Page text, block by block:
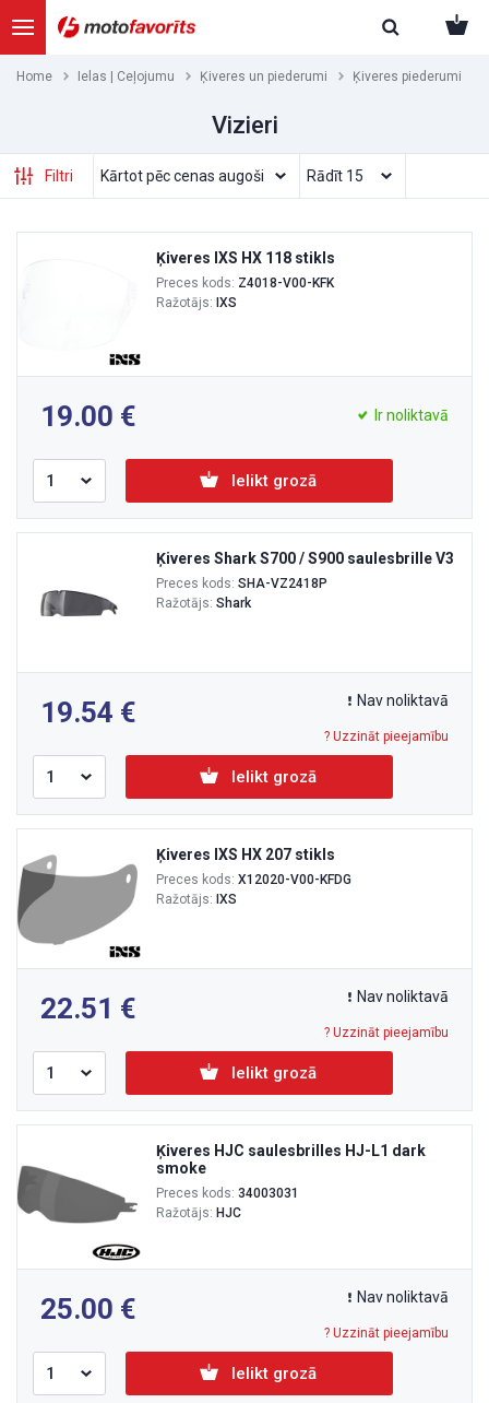
Home Ielas | Ceļojumu Ķiveres un piederumi Ķiveres piederumi
Vizieri
Filtri
Ķiveres IXS HX 118 stikls
Preces kods: Z4018-V00-KFK
Ražotājs: IXS
19.00 Ir noliktavā
Ielikt grozā
Ķiveres Shark S700 / S900 saulesbrille V3
Preces kods: SHA-VZ2418P
Ražotājs: Shark
19.54 Nav noliktavā
? Uzzināt pieejamību
Ielikt grozā
Ķiveres IXS HX 207 stikls
Preces kods: X12020-V00-KFDG
Ražotājs: IXS
22.51 Nav noliktavā
? Uzzināt pieejamību
Ielikt grozā
Ķiveres HJC saulesbrilles HJ-L1 dark
smoke
Preces kods: 34003031
Ražotājs: HJC
25.00 Nav noliktavā
? Uzzināt pieejamību
Ielikt grozā